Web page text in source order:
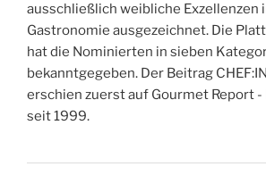
ausschließlich weibliche Exzellenzen
Gastronomie ausgezeichnet. Die
hat die Nominierten in sieben
bekanntgegeben. Der Beitrag
erschien zuerst auf Gourmet Report
seit 1999.